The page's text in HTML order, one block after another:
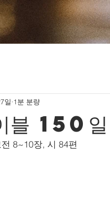
블 150일
일 1분 분량
8~10장, 시 84편